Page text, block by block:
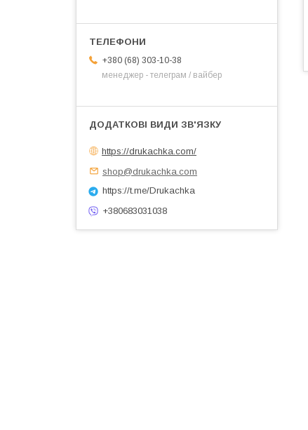
+380 (68) 303-10-38
менеджер - телеграм / вайбер
https://drukachka.com/
shop@drukachka.com
https://t.me/Drukachka
+380683031038